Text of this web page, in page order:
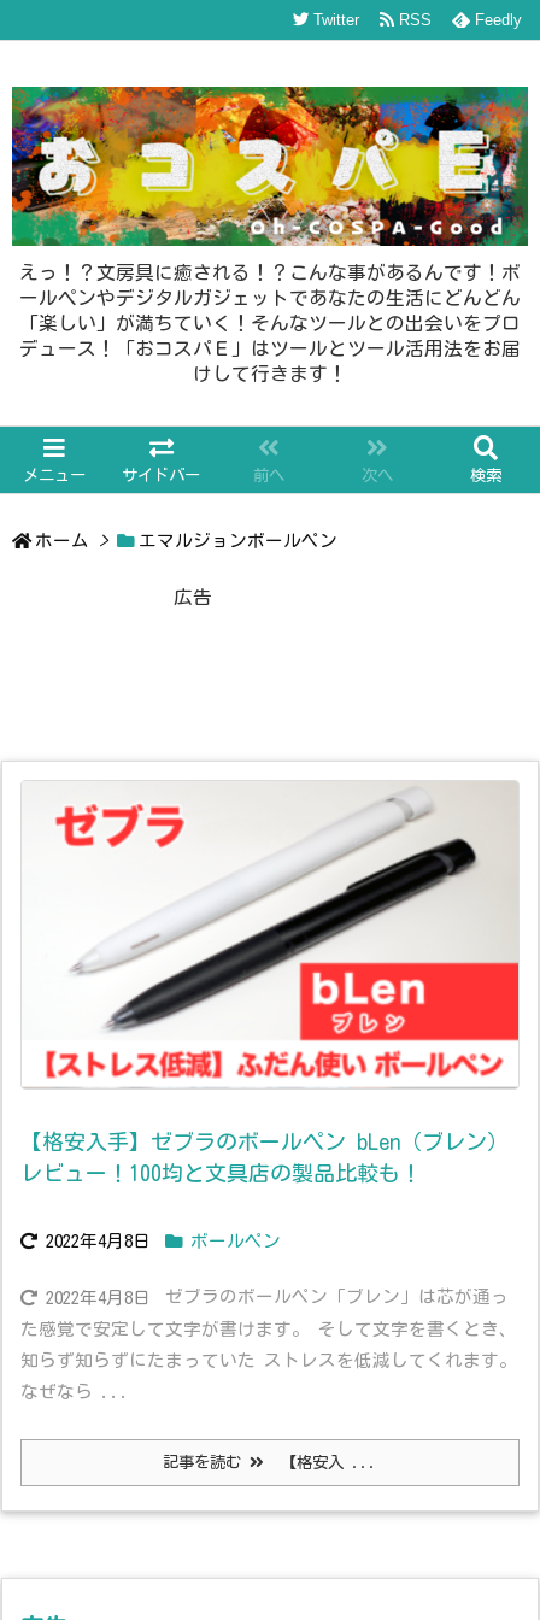
えっ！？文房具に癒される！？こんな事があるんです！ボ
ールペンやデジタルガジェットであなたの生活にどんどん
「楽しい」が満ちていく！そんなツールとの出会いをプロ
デュース！「おコスパＥ」はツールとツール活用法をお届
けして行きます！
メニュー サイドバー 前へ 次へ 検索
Twitter RSS Feedly
ホーム > エマルジョンボールペン
広告
【格安入手】ゼブラのボールペン bLen（ブレン）
レビュー！100均と文具店の製品比較も！
2022年4月8日 ボールペン
2022年4月8日
ゼブラのボールペン「ブレン」は芯が通っ
た感覚で安定して文字が書けます。 そして文字を書くとき、
知らず知らずにたまっていた ストレスを低減してくれます。
なぜなら ...
記事を読む 【格安入 ...